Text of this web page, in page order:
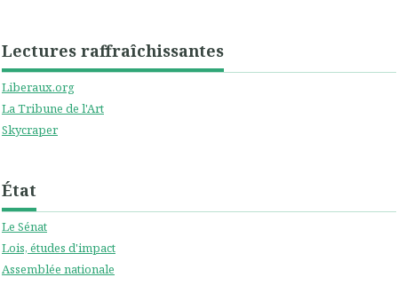
Lectures raffraîchissantes
Liberaux.org
La Tribune de l'Art
Skycraper
État
Le Sénat
Lois, études d'impact
Assemblée nationale